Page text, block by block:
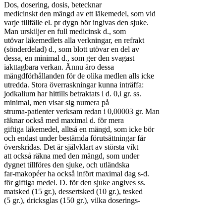
Dos, dosering, dosis, betecknar
medicinskt den mängd av ett läkemedel, som vid
varje tillfälle el. pr dygn bör ingivas den sjuke.
Man urskiljer en full medicinsk d., som
utövar läkemedlets alla verkningar, en refrakt
(sönderdelad) d., som blott utövar en del av
dessa, en minimal d., som ger den svagast
iakttagbara verkan. Ännu äro dessa
mängdförhållanden för de olika medlen alls icke
utredda. Stora överraskningar kunna inträffa:
jodkalium har hittills betraktats i d. 0,i gr. ss.
minimal, men visar sig numera på
struma-patienter verksam redan i 0,00003 gr. Man
räknar också med maximal d. för mera
giftiga läkemedel, alltså en mängd, som icke bör
och endast under bestämda förutsättningar får
överskridas. Det är självklart av största vikt
att också räkna med den mängd, som under
dygnet tillföres den sjuke, och utländska
far-makopéer ha också infört maximal dag s-d.
för giftiga medel. D. för den sjuke angives ss.
matsked (15 gr.), dessertsked (10 gr.), tesked
(5 gr.), dricksglas (150 gr.), vilka doserings-